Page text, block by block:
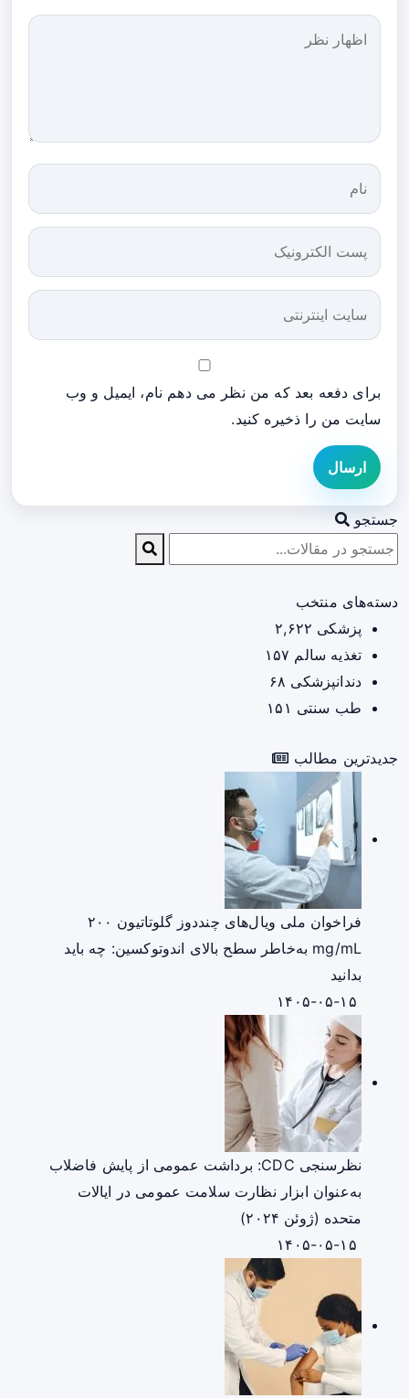
برای دفعه بعد که من نظر می دهم نام، ایمیل و وب
سایت من را ذخیره کنید.
ارسال
جستجو
دسته‌های منتخب
پزشکی ۲,۶۲۲
تغذیه سالم ۱۵۷
دندانپزشکی ۶۸
طب سنتی ۱۵۱
جدیدترین مطالب
فراخوان ملی ویال‌های چنددوز گلوتاتیون ۲۰۰
mg/mL به‌خاطر سطح بالای اندوتوکسین: چه باید
بدانید
نظرسنجی CDC: برداشت عمومی از پایش فاضلاب
به‌عنوان ابزار نظارت سلامت عمومی در ایالات
متحده (ژوئن ۲۰۲۴)